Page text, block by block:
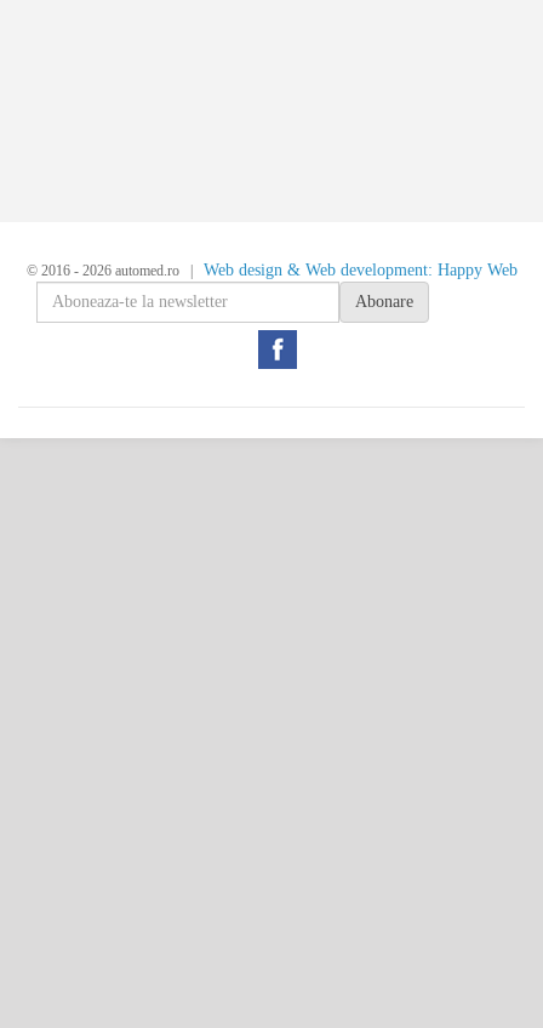
© 2016 - 2026 automed.ro | Web design & Web development: Happy Web
Abonare